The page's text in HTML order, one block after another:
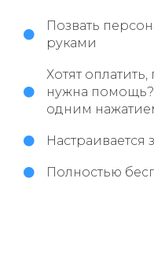
Позвать
руками
Хотят
нужна
одним
Настраивается
Полностью